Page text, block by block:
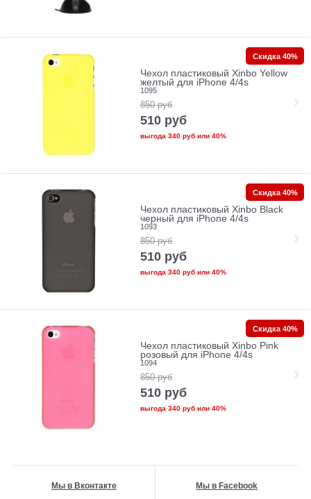
Чехол пластиковый Xinbo Yellow
желтый для iPhone 4/4s
1095
850 руб
510 руб
выгода 340 рубили 40%
Скидка 40%
Чехол пластиковый Xinbo Black
черный для iPhone 4/4s
1093
850 руб
510 руб
выгода 340 рубили 40%
Скидка 40%
Чехол пластиковый Xinbo Pink
розовый для iPhone 4/4s
1094
850 руб
510 руб
выгода 340 рубили 40%
Скидка 40%
Мы в Вконтакте Мы в Facebook